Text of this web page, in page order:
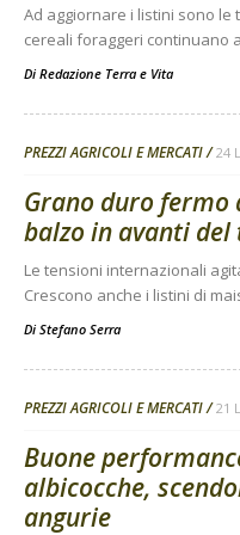
Ad aggiornare i listini sono
cereali foraggeri continuano
Di Redazione Terra e Vita
PREZZI AGRICOLI E MERCATI 24
Grano duro fermo
balzo in avanti del
Le tensioni internazionali
Crescono anche i listini di
Di Stefano Serra
PREZZI AGRICOLI E MERCATI 21
Buone
albicocche,
angurie